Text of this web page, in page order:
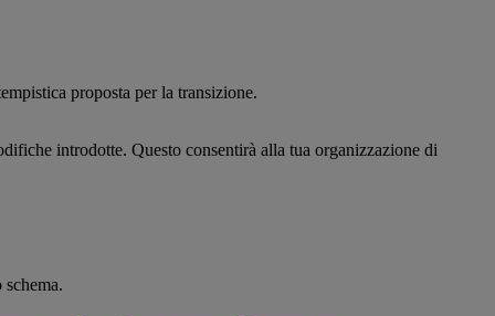
proposta per la transizione.
introdotte. Questo consentirà alla tua organizzazione di